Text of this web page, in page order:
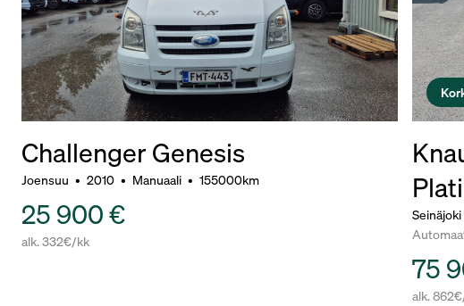
Challenger Genesis
Joensuu • 2010 • Manuaali • 155000km
25 900 €
alk. 332€/kk
Seinäjoki
75
alk.